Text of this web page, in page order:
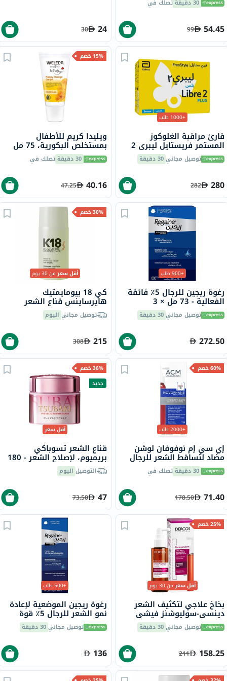
100 30 دقيقة تصلك في
54.45
99
24
30
+1000 طلب
قارئ مراقبة الغلوكوز
المستمر فريستايل ليبري 2
بلس، المزود بمستشعر فلاش
توصيل مجاني30 دقيقة
280
282
15% خصم
ويليدا كريم للأطفال
بمستخلص البكورية، 75 مل
30 دقيقة تصلك في
40.16
47.25
+900 طلب
رغوة ريجين للرجال 5٪ فائقة
الفعالية - 73 مل × 3
توصيل مجاني30 دقيقة
272.50
30% خصم
أقل سعرمن 30 يوم
كي 18 بيومايمتيك
هايرساينس قناع الشعر
لإصلاح الشعر الجزيئي بدون
شطف 50 مل
توصيل مجاني اليوم
215
308
60% خصم
+2000 طلب
إي سي إم نوفوفان لوشن
مضاد لتساقط الشعر للرجال
والنساء 100 مل30 دقيقة تصلك في
71.40
178.50
36% خصم
جديد
أقل سعر
قناع الشعر تسوباكي
بريميوم، لإصلاح الشعر - 180
جرامالتوصيل اليوم
47
73.50
25% خصم
أقل سعرمن 30 يوم
بخاخ علاجي لتكثيف الشعر
دينسي-سوليوشنز فيشي
ديركوس، 100 ملتوصيل مجاني30 دقيقة
158.25
211
+500 طلب
رغوة ريجين الموضعية لإعادة
نمو الشعر للرجال 5٪ قوة
إضافية 73 ملتوصيل مجاني30 دقيقة
136